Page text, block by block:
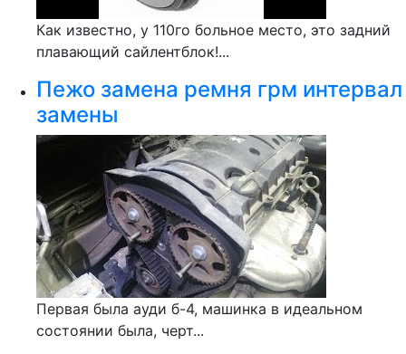
Как известно, у 110го больное место, это задний
плавающий сайлентблок!...
Пежо замена ремня грм интервал
замены
Первая была ауди б-4, машинка в идеальном
состоянии была, черт...